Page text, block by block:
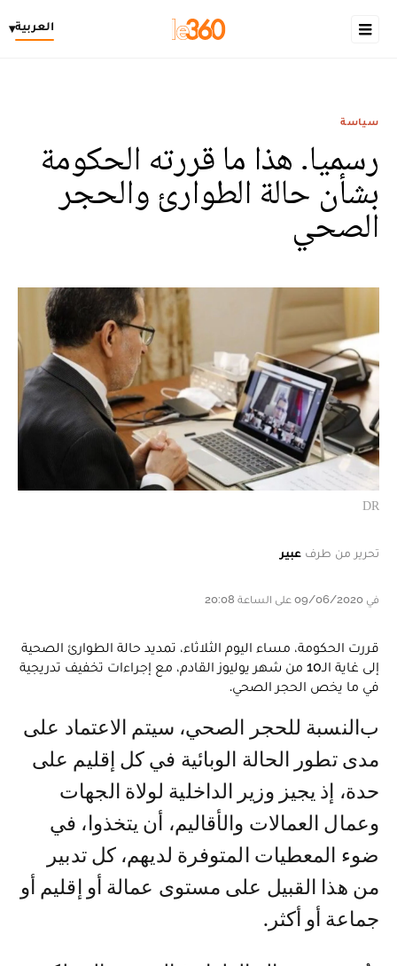
العربية▾
سياسة
رسميا. هذا ما قررته الحكومة
بشأن حالة الطوارئ والحجر
الصحي
DR
تحرير من طرف عبير
في 09/06/2020 على الساعة 20:08
قررت الحكومة، مساء اليوم الثلاثاء، تمديد حالة الطوارئ الصحية
إلى غاية الـ10 من شهر يوليوز القادم، مع إجراءات تخفيف تدريجية
في ما يخص الحجر الصحي.
بالنسبة للحجر الصحي، سيتم الاعتماد على
مدى تطور الحالة الوبائية في كل إقليم على
حدة، إذ يجيز وزير الداخلية لولاة الجهات
وعمال العمالات والأقاليم، أن يتخذوا، في
ضوء المعطيات المتوفرة لديهم، كل تدبير
من هذا القبيل على مستوى عمالة أو إقليم أو
جماعة أو أكثر.